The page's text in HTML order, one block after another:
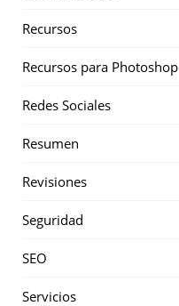
Recursos
Recursos para Photoshop
Redes Sociales
Resumen
Revisiones
Seguridad
SEO
Servicios